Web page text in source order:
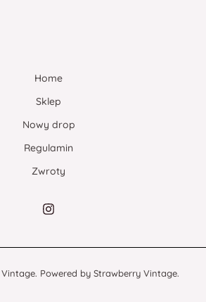
Home
Sklep
Nowy drop
Regulamin
Zwroty
Powered by Strawberry Vintage.